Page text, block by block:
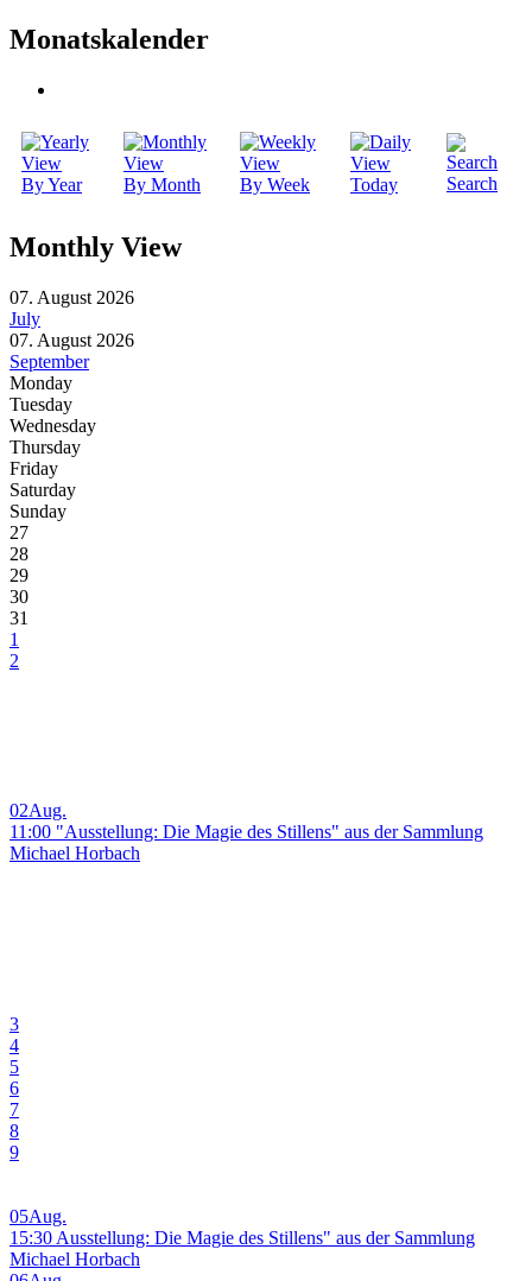
Monatskalender
By Year By Month By Week Today Search
Monthly View
07. August 2026
July
07. August 2026
September
Monday
Tuesday
Wednesday
Thursday
Friday
Saturday
Sunday
27
28
29
30
31
1
2
02Aug.
11:00 "Ausstellung: Die Magie des Stillens" aus der Sammlung
Michael Horbach
3
4
5
6
7
8
9
05Aug.
15:30 Ausstellung: Die Magie des Stillens" aus der Sammlung
Michael Horbach